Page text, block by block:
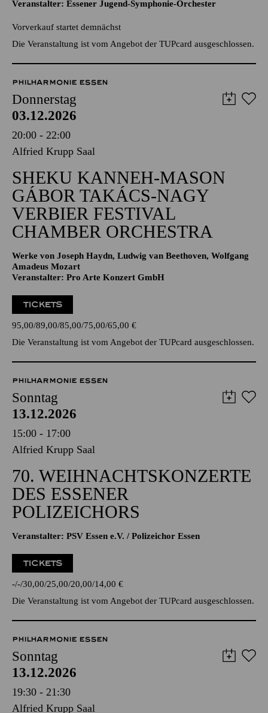
Veranstalter: Essener Jugend-Symphonie-Orchester
Vorverkauf startet demnächst
Die Veranstaltung ist vom Angebot der TUPcard ausgeschlossen.
PHILHARMONIE ESSEN
Donnerstag
03.12.2026
20:00 - 22:00
Alfried Krupp Saal
SHEKU KANNEH-MASON
GÁBOR TAKÁCS-NAGY
VERBIER FESTIVAL
CHAMBER ORCHESTRA
Werke von Joseph Haydn, Ludwig van Beethoven, Wolfgang
Amadeus Mozart
Veranstalter: Pro Arte Konzert GmbH
TICKETS
95,00 89,00 85,00 75,00 65,00 €
Die Veranstaltung ist vom Angebot der TUPcard ausgeschlossen.
PHILHARMONIE ESSEN
Sonntag
13.12.2026
15:00 - 17:00
Alfried Krupp Saal
70. WEIHNACHTSKONZERTE
DES ESSENER
POLIZEICHORS
Veranstalter: PSV Essen e.V. / Polizeichor Essen
TICKETS
- - 30,00 25,00 20,00 14,00 €
Die Veranstaltung ist vom Angebot der TUPcard ausgeschlossen.
PHILHARMONIE ESSEN
Sonntag
13.12.2026
19:30 - 21:30
Alfried Krupp Saal